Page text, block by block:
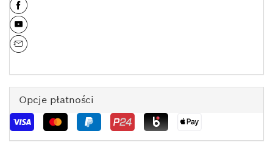
Opcje płatności